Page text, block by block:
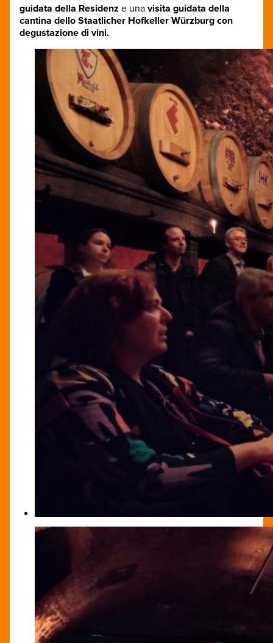
guidata della Residenz e una visita guidata della
cantina dello Staatlicher Hofkeller Würzburg con
degustazione di vini.